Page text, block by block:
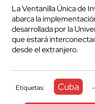
La Ventanilla Única de
abarca la
desarrollada por la
que estará
desde el extranjero.
Etiquetas: Cuba -